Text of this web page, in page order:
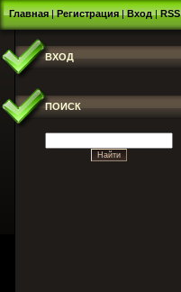
Главная|Регистрация|Вход|RSS
ВХОД
ПОИСК